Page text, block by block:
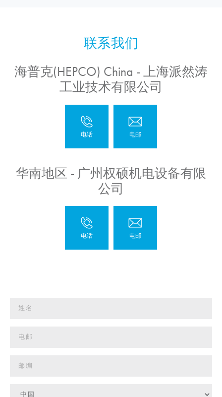
海普克(HEPCO) China - 上海派然涛
工业技术有限公司
华南地区 - 广州权硕机电设备有限
公司